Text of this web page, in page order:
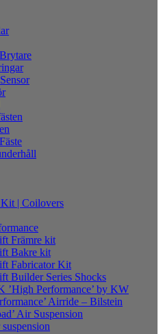
| Coilovers
Främre kit
Bakre kit
Fabricator Kit
Builder Series Shocks
’High Performance’ by KW
Airride – Bilstein
Air Suspension